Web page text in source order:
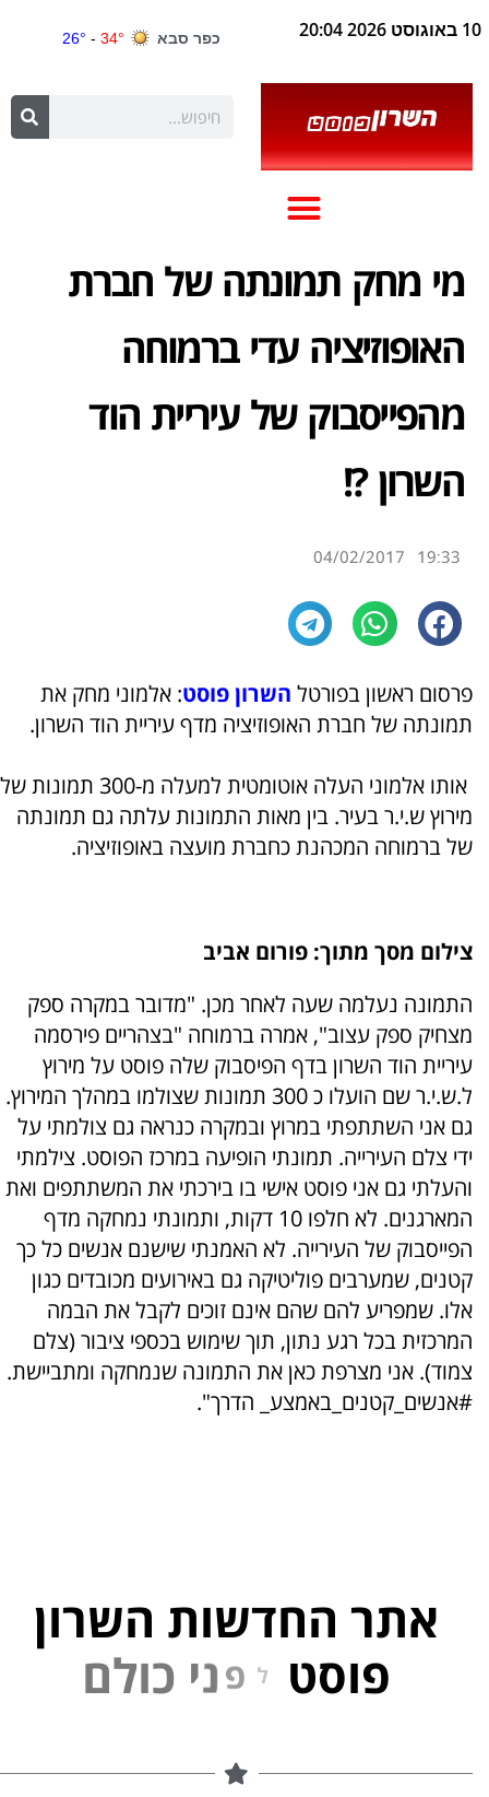
10 באוגוסט 2026 20:04
מי מחק תמונתה של חברת
האופוזיציה עדי ברמוחה
מהפייסבוק של עיריית הוד
השרון ?!
19:33
04/02/2017
פרסום ראשון בפורטל השרון פוסט: אלמוני מחק את
תמונתה של חברת האופוזיציה מדף עיריית הוד השרון.
אותו אלמוני העלה אוטומטית למעלה מ-300 תמונות של
מירוץ ש.י.ר בעיר. בין מאות התמונות עלתה גם תמונתה
של ברמוחה המכהנת כחברת מועצה באופוזיציה.
צילום מסך מתוך: פורום אביב
התמונה נעלמה שעה לאחר מכן. "מדובר במקרה ספק
מצחיק ספק עצוב", אמרה ברמוחה "בצהריים פירסמה
עיריית הוד השרון בדף הפיסבוק שלה פוסט על מירוץ
ל.ש.י.ר שם הועלו כ 300 תמונות שצולמו במהלך המירוץ.
גם אני השתתפתי במרוץ ובמקרה כנראה גם צולמתי על
ידי צלם העירייה. תמונתי הופיעה במרכז הפוסט. צילמתי
והעלתי גם אני פוסט אישי בו בירכתי את המשתתפים ואת
המארגנים. לא חלפו 10 דקות, ותמונתי נמחקה מדף
הפייסבוק של העירייה. לא האמנתי שישנם אנשים כל כך
קטנים, שמערבים פוליטיקה גם באירועים מכובדים כגון
אלו. שמפריע להם שהם אינם זוכים לקבל את הבמה
המרכזית בכל רגע נתון, תוך שימוש בכספי ציבור (צלם
צמוד). אני מצרפת כאן את התמונה שנמחקה ומתביישת.
#אנשים_קטנים_באמצע_ הדרך".
אתר החדשות השרון
פוסט